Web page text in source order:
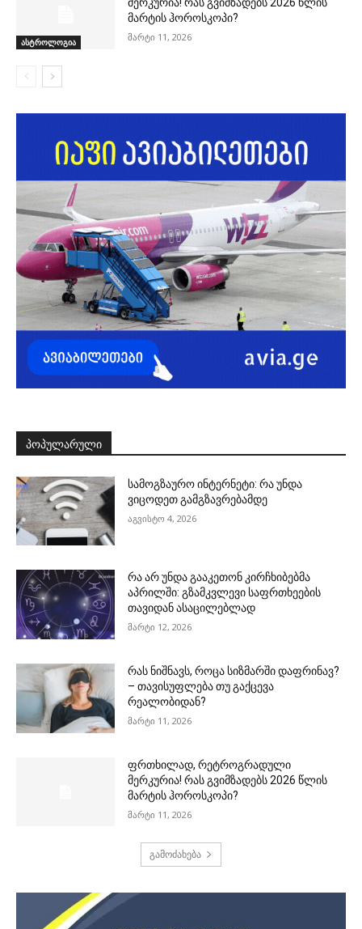
ასტროლოგია
მარტის ჰოროსკოპი?
მარტი 11, 2026
ᲞᲝᲞᲣᲚᲐᲠᲣᲚᲘ
სამოგზაურო ინტერნეტი: რა უნდა
ვიცოდეთ გამგზავრებამდე
აგვისტო 4, 2026
რა არ უნდა გააკეთონ კირჩხიბებმა
აპრილში: გზამკვლევი საფრთხეების
თავიდან ასაცილებლად
მარტი 12, 2026
რას ნიშნავს, როცა სიზმარში დაფრინავ?
– თავისუფლება თუ გაქცევა
რეალობიდან?
მარტი 11, 2026
ფრთხილად, რეტროგრადული
მერკურია! რას გვიმზადებს 2026 წლის
მარტის ჰოროსკოპი?
მარტი 11, 2026
გამოძახება